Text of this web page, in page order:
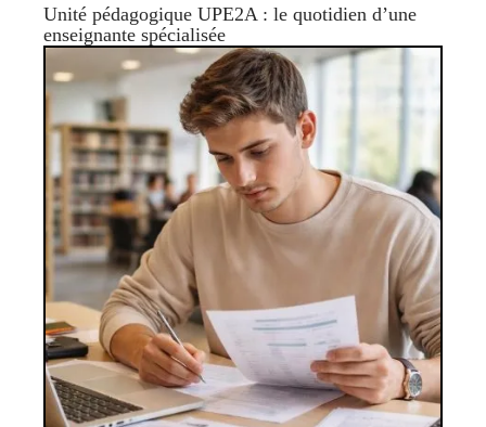
Unité pédagogique UPE2A : le quotidien d’une
enseignante spécialisée